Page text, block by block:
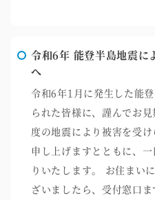
令和6年 能登半島地震に
へ
令和6年1月に発生した能
られた皆様に、謹んでお
度の地震により被害を受
申し上げますとともに、
りいたします。 お住まい
ざいましたら、受付窓口